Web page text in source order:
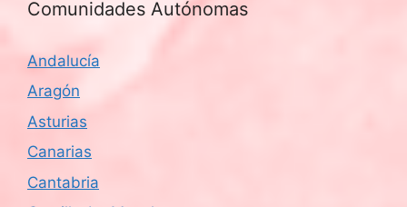
Comunidades Autónomas
Andalucía
Aragón
Asturias
Canarias
Cantabria